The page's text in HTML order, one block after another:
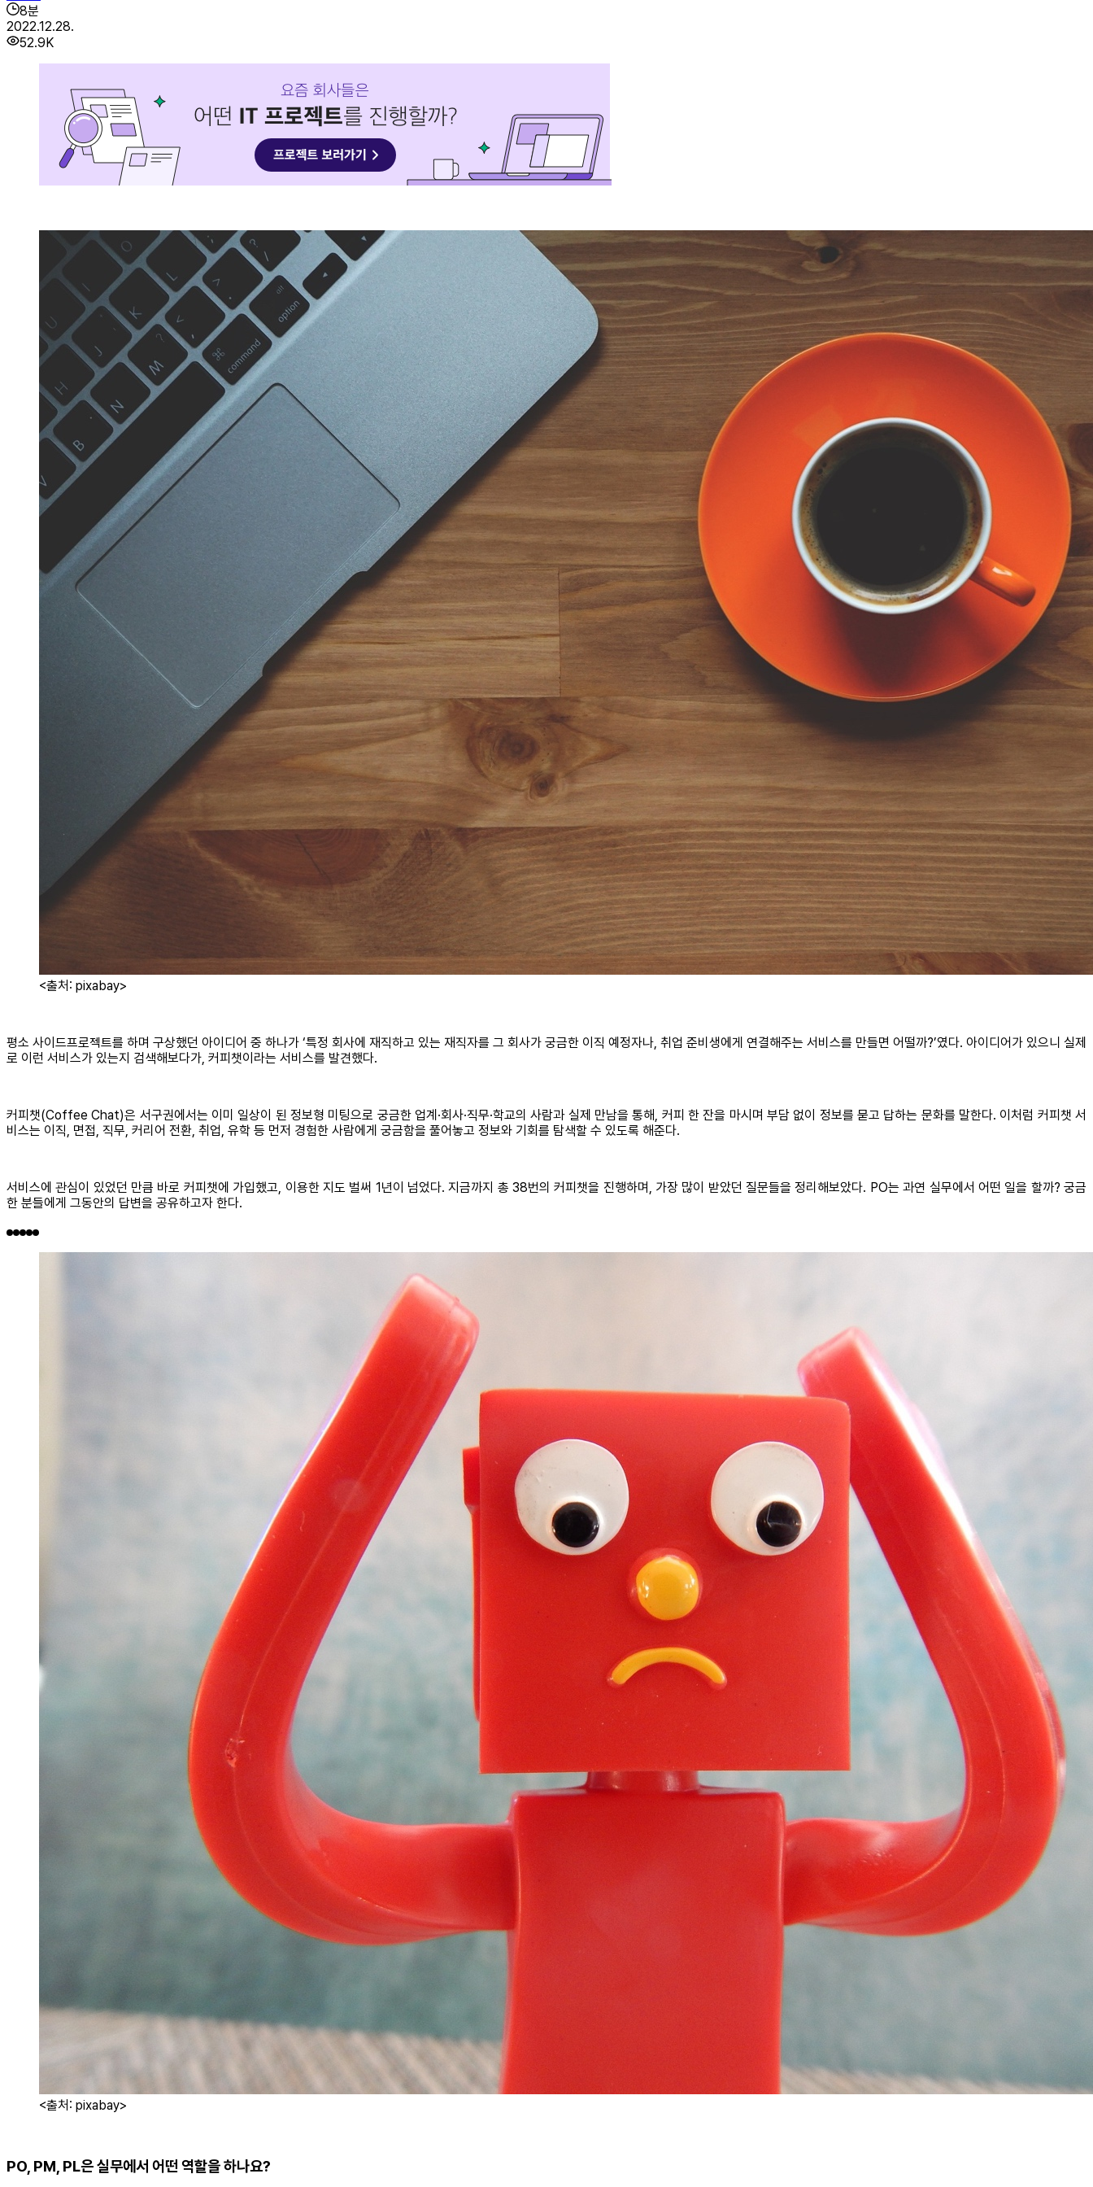
8분
2022.12.28.
52.9K
<출처: pixabay>
평소 사이드프로젝트를 하며 구상했던 아이디어 중 하나가 ‘특정 회사에 재직하고 있는 재직자를 그 회사가 궁금한 이직 예정자나, 취업 준비생에게 연결해주는 서비스를 만들면 어떨까?’였다. 아이디어가 있으니 실제
로 이런 서비스가 있는지 검색해보다가, 커피챗이라는 서비스를 발견했다.
커피챗(Coffee Chat)은 서구권에서는 이미 일상이 된 정보형 미팅으로 궁금한 업계·회사·직무·학교의 사람과 실제 만남을 통해, 커피 한 잔을 마시며 부담 없이 정보를 묻고 답하는 문화를 말한다. 이처럼 커피챗 서
비스는 이직, 면접, 직무, 커리어 전환, 취업, 유학 등 먼저 경험한 사람에게 궁금함을 풀어놓고 정보와 기회를 탐색할 수 있도록 해준다.
서비스에 관심이 있었던 만큼 바로 커피챗에 가입했고, 이용한 지도 벌써 1년이 넘었다. 지금까지 총 38번의 커피챗을 진행하며, 가장 많이 받았던 질문들을 정리해보았다. PO는 과연 실무에서 어떤 일을 할까? 궁금
한 분들에게 그동안의 답변을 공유하고자 한다.
<출처: pixabay>
PO, PM, PL은 실무에서 어떤 역할을 하나요?